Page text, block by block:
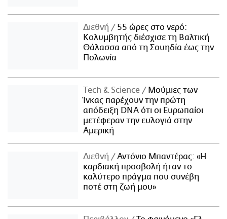
Διεθνή
55 ώρες στο νερό:
Κολυμβητής διέσχισε τη Βαλτική
Θάλασσα από τη Σουηδία έως την
Πολωνία
Τech & Science
Μούμιες των
Ίνκας παρέχουν την πρώτη
απόδειξη DNA ότι οι Ευρωπαίοι
μετέφεραν την ευλογιά στην
Αμερική
Διεθνή
Αντόνιο Μπαντέρας: «Η
καρδιακή προσβολή ήταν το
καλύτερο πράγμα που συνέβη
ποτέ στη ζωή μου»